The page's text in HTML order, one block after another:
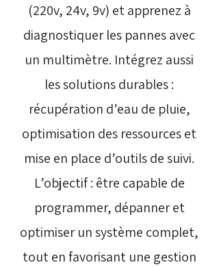
(220v, 24v, 9v) et apprenez à
diagnostiquer les pannes avec
un multimètre. Intégrez aussi
les solutions durables :
récupération d’eau de pluie,
optimisation des ressources et
mise en place d’outils de suivi.
L’objectif : être capable de
programmer, dépanner et
optimiser un système complet,
tout en favorisant une gestion